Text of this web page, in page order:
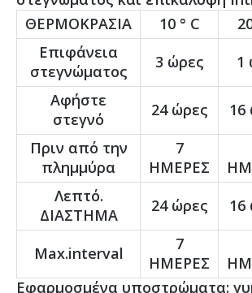
ΘΕΡΜΟΚΡΑΣΙΑ
10 ° C
Επιφάνεια
στεγνώματος
3 ώρες 1
Αφήστε
στεγνό
24 ώρες 16
Πριν από την
πλημμύρα
7
ΗΜΕΡΕΣ
Λεπτό.
ΔΙΑΣΤΗΜΑ
24 ώρες 16
Max.interval
7
ΗΜΕΡΕΣ
Εφαρμοσμένα υποστρώματα: